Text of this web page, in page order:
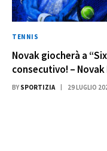
TENNIS
Novak giocherà a
consecutivo! –
BY SPORTIZIA 29 LUGLIO